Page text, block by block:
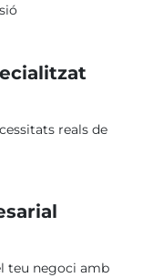
reals de
teu negoci amb